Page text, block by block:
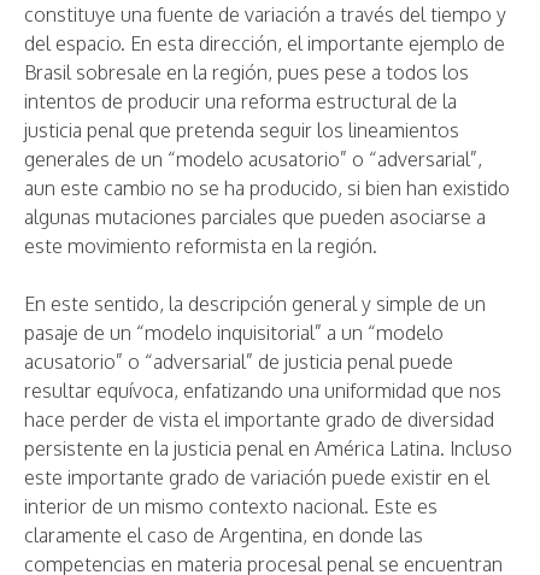
constituye una fuente de variación a través del tiempo y
del espacio. En esta dirección, el importante ejemplo de
Brasil sobresale en la región, pues pese a todos los
intentos de producir una reforma estructural de la
justicia penal que pretenda seguir los lineamientos
generales de un “modelo acusatorio” o “adversarial”,
aun este cambio no se ha producido, si bien han existido
algunas mutaciones parciales que pueden asociarse a
este movimiento reformista en la región.
En este sentido, la descripción general y simple de un
pasaje de un “modelo inquisitorial” a un “modelo
acusatorio” o “adversarial” de justicia penal puede
resultar equívoca, enfatizando una uniformidad que nos
hace perder de vista el importante grado de diversidad
persistente en la justicia penal en América Latina. Incluso
este importante grado de variación puede existir en el
interior de un mismo contexto nacional. Este es
claramente el caso de Argentina, en donde las
competencias en materia procesal penal se encuentran